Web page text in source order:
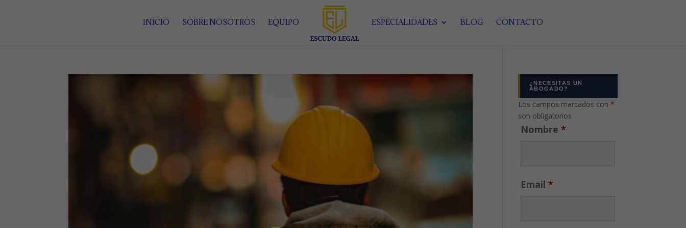
INICIO SOBRE NOSOTROS EQUIPO ESPECIALIDADES BLOG CONTACTO
¿NECESITAS UN
ABOGADO?
Los campos marcados con*
son obligatorios
Nombre*
Email*